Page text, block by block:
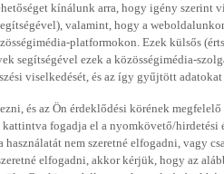
kínálunk arra, hogy igény szerint
valamint, hogy a
platformokon. Ezek külsős
segítségével ezek a közösségimédia-
viselkedését, és az így gyűjtött
és az Ön érdeklődési körének
fogadja el a nyomkövető/hirdetési
használatát nem szeretné elfogadni, vagy
elfogadni, akkor kérjük, hogy az